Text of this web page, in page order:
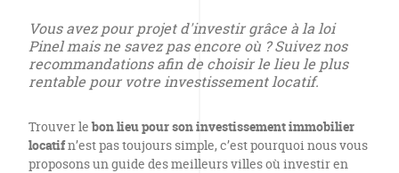
Vous avez pour projet d'investir grâce à la loi
Pinel mais ne savez pas encore où ? Suivez nos
recommandations afin de choisir le lieu le plus
rentable pour votre investissement locatif.
Trouver le bon lieu pour son investissement immobilier
locatifn’est pas toujours simple, c’est pourquoi nous vous
proposons un guide des meilleurs villes où investir en